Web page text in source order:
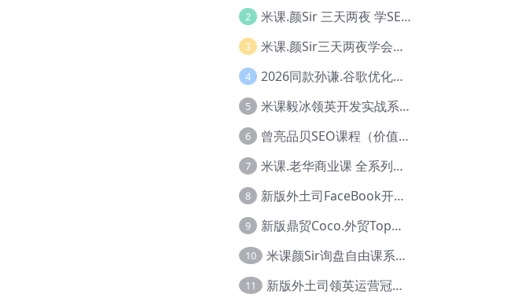
2 米课.颜Sir 三天两夜 学SEO系列教程，价值9600元，跨境人都在学 【Ag-0056】
3 米课.颜Sir三天两夜学会建站，价值6900，MI课甄选课程 【Ag-0055】
4 2026同款孙谦.谷歌优化师部落内部VIP实战教程|价值4999元全网独家解码（官方报名版本）【@034】
5 米课毅冰领英开发实战系列教程，价值3980，跨境必选【Ag-0049】
6 曾亮品贝SEO课程（价值：9800）品贝全系列教程 【Ab-0022】
7 米课.老华商业课 全系列实战教程，跨境电商必学，价值16900元【Ag-0053】
8 新版外土司FaceBook开发冠军全系列教程【Ab-0021】
9 新版鼎贸Coco.外贸Top业务课 (圈内首次独家解码|460节课)【Ag-0091】
10 米课颜Sir询盘自由课系列视频教程【Ag-0020】
11 新版外土司领英运营冠军【Ag-0047】